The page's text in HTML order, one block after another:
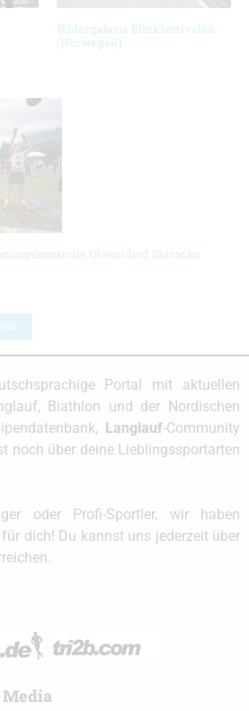
Bildergalerie Blinkfestivalen
(Norwegen)
Oberstdorf Skirocks
Portal mit aktuellen
Biathlon und der Nordischen
Langlauf-Community
noch über deine Lieblingssportarten
oder Profi-Sportler, wir haben
dich! Du kannst uns jederzeit über